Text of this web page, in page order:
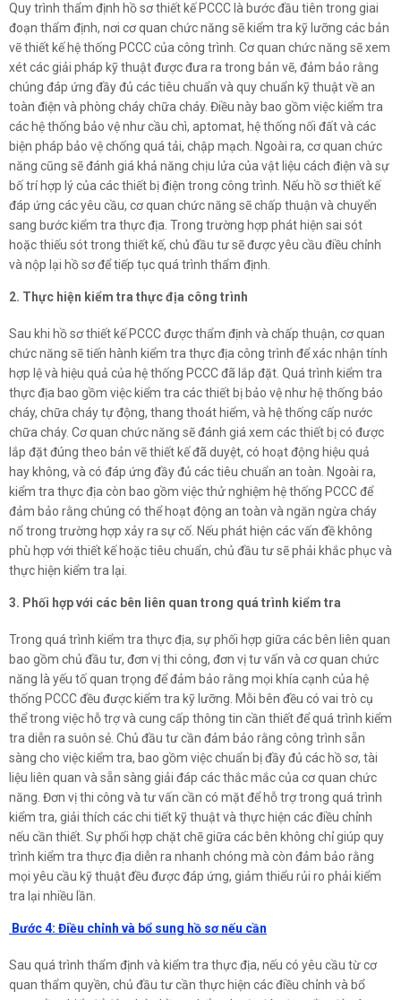
Quy trình thẩm định hồ sơ thiết kế PCCC là bước đầu tiên trong giai
đoạn thẩm định, nơi cơ quan chức năng sẽ kiểm tra kỹ lưỡng các bản
vẽ thiết kế hệ thống PCCC của công trình. Cơ quan chức năng sẽ xem
xét các giải pháp kỹ thuật được đưa ra trong bản vẽ, đảm bảo rằng
chúng đáp ứng đầy đủ các tiêu chuẩn và quy chuẩn kỹ thuật về an
toàn điện và phòng cháy chữa cháy. Điều này bao gồm việc kiểm tra
các hệ thống bảo vệ như cầu chì, aptomat, hệ thống nối đất và các
biện pháp bảo vệ chống quá tải, chập mạch. Ngoài ra, cơ quan chức
năng cũng sẽ đánh giá khả năng chịu lửa của vật liệu cách điện và sự
bố trí hợp lý của các thiết bị điện trong công trình. Nếu hồ sơ thiết kế
đáp ứng các yêu cầu, cơ quan chức năng sẽ chấp thuận và chuyển
sang bước kiểm tra thực địa. Trong trường hợp phát hiện sai sót
hoặc thiếu sót trong thiết kế, chủ đầu tư sẽ được yêu cầu điều chỉnh
và nộp lại hồ sơ để tiếp tục quá trình thẩm định.
2. Thực hiện kiểm tra thực địa công trình
Sau khi hồ sơ thiết kế PCCC được thẩm định và chấp thuận, cơ quan
chức năng sẽ tiến hành kiểm tra thực địa công trình để xác nhận tính
hợp lệ và hiệu quả của hệ thống PCCC đã lắp đặt. Quá trình kiểm tra
thực địa bao gồm việc kiểm tra các thiết bị bảo vệ như hệ thống báo
cháy, chữa cháy tự động, thang thoát hiểm, và hệ thống cấp nước
chữa cháy. Cơ quan chức năng sẽ đánh giá xem các thiết bị có được
lắp đặt đúng theo bản vẽ thiết kế đã duyệt, có hoạt động hiệu quả
hay không, và có đáp ứng đầy đủ các tiêu chuẩn an toàn. Ngoài ra,
kiểm tra thực địa còn bao gồm việc thử nghiệm hệ thống PCCC để
đảm bảo rằng chúng có thể hoạt động an toàn và ngăn ngừa cháy
nổ trong trường hợp xảy ra sự cố. Nếu phát hiện các vấn đề không
phù hợp với thiết kế hoặc tiêu chuẩn, chủ đầu tư sẽ phải khắc phục và
thực hiện kiểm tra lại.
3. Phối hợp với các bên liên quan trong quá trình kiểm tra
Trong quá trình kiểm tra thực địa, sự phối hợp giữa các bên liên quan
bao gồm chủ đầu tư, đơn vị thi công, đơn vị tư vấn và cơ quan chức
năng là yếu tố quan trọng để đảm bảo rằng mọi khía cạnh của hệ
thống PCCC đều được kiểm tra kỹ lưỡng. Mỗi bên đều có vai trò cụ
thể trong việc hỗ trợ và cung cấp thông tin cần thiết để quá trình kiểm
tra diễn ra suôn sẻ. Chủ đầu tư cần đảm bảo rằng công trình sẵn
sàng cho việc kiểm tra, bao gồm việc chuẩn bị đầy đủ các hồ sơ, tài
liệu liên quan và sẵn sàng giải đáp các thắc mắc của cơ quan chức
năng. Đơn vị thi công và tư vấn cần có mặt để hỗ trợ trong quá trình
kiểm tra, giải thích các chi tiết kỹ thuật và thực hiện các điều chỉnh
nếu cần thiết. Sự phối hợp chặt chẽ giữa các bên không chỉ giúp quy
trình kiểm tra thực địa diễn ra nhanh chóng mà còn đảm bảo rằng
mọi yêu cầu kỹ thuật đều được đáp ứng, giảm thiểu rủi ro phải kiểm
tra lại nhiều lần.
Bước 4: Điều chỉnh và bổ sung hồ sơ nếu cần
Sau quá trình thẩm định và kiểm tra thực địa, nếu có yêu cầu từ cơ
quan thẩm quyền, chủ đầu tư cần thực hiện các điều chỉnh và bổ